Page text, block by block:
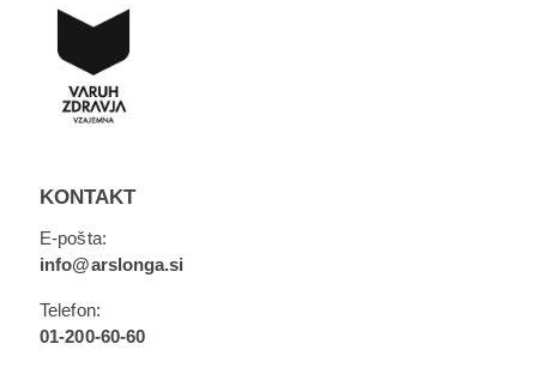
KONTAKT
E-pošta:
info@arslonga.si
Telefon:
01-200-60-60